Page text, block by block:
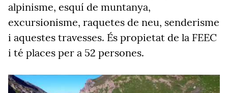
alpinisme, esquí de muntanya,
excursionisme, raquetes de neu, senderisme
i aquestes travesses. És propietat de la FEEC
i té places per a 52 persones.